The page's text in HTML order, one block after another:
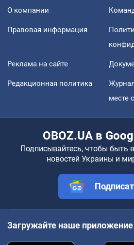
О компании
Правовая информация
Реклама на сайте
Редакционная политика
месте
OBOZ.UA в
Подписывайтесь, чтобы быть
новостей Украины и
Загружайте наше приложение